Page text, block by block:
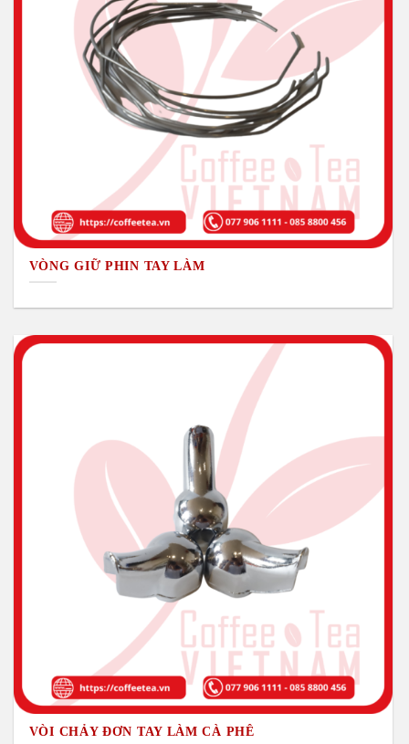
VÒNG GIỮ PHIN TAY LÀM
VÒI CHẢY ĐƠN TAY LÀM CÀ PHÊ